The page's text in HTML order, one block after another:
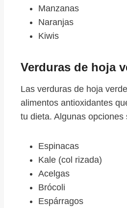
Manzanas
Naranjas
Kiwis
Verduras de hoja
Las verduras de hoja
alimentos antioxidantes
tu dieta. Algunas opciones
Espinacas
Kale (col rizada)
Acelgas
Brócoli
Espárragos